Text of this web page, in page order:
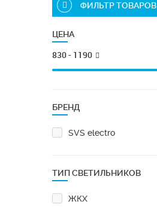
ФИЛЬТР ТОВАРОВ
ЦЕНА
830 - 1190
БРЕНД
SVS electro
ТИП СВЕТИЛЬНИКОВ
ЖКХ